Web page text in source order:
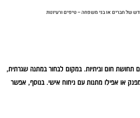
של חברים או בני משפחה – טיפים ורעיונות
חום וביתיות. במקום לבחור במתנה שגרתית,
או אפילו מתנות עם ניחוח אישי. בנוסף, אפשר